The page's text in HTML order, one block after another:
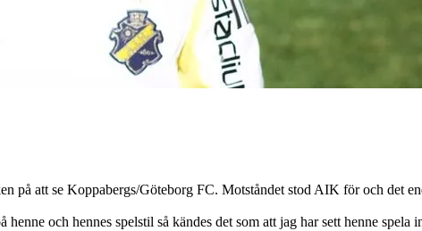
på att se Koppabergs/Göteborg FC. Motståndet stod AIK för och det
och hennes spelstil så kändes det som att jag har sett henne spela